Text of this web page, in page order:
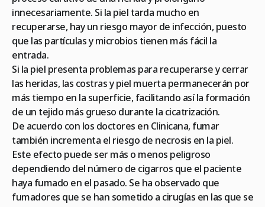
innecesariamente. Si la piel tarda mucho en
recuperarse, hay un riesgo mayor de infección, puesto
que las partículas y microbios tienen más fácil la
entrada.
Si la piel presenta problemas para recuperarse y cerrar
las heridas, las costras y piel muerta permanecerán por
más tiempo en la superficie, facilitando así la formación
de un tejido más grueso durante la cicatrización.
De acuerdo con los doctores en Clinicana, fumar
también incrementa el riesgo de necrosis en la piel.
Este efecto puede ser más o menos peligroso
dependiendo del número de cigarros que el paciente
haya fumado en el pasado. Se ha observado que
fumadores que se han sometido a cirugías en las que se